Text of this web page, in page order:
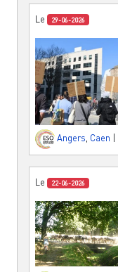
Le 29-06-2026
Angers, Caen
Le 22-06-2026